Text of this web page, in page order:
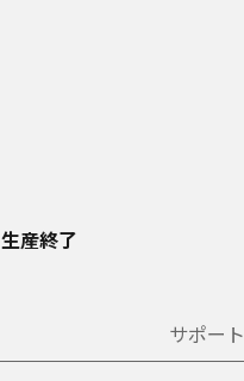
生産終了
サポート